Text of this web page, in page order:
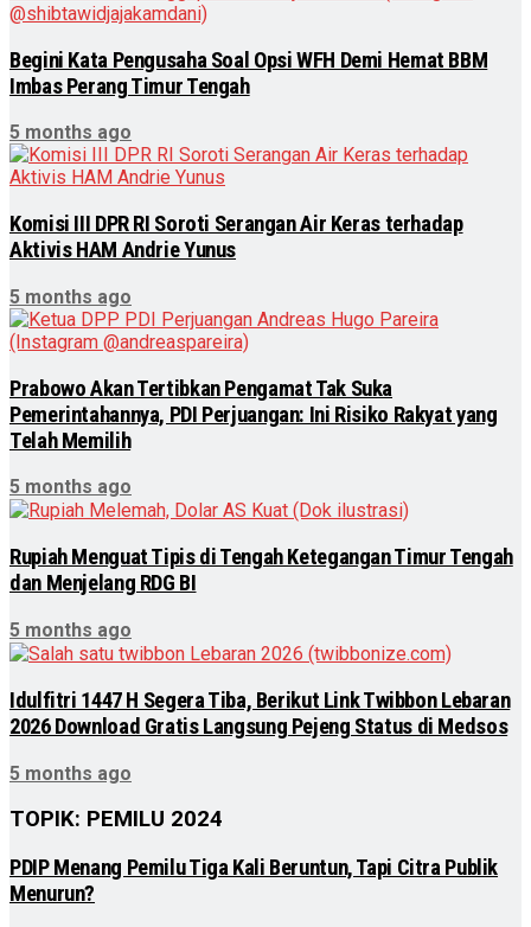
Begini Kata Pengusaha Soal Opsi WFH Demi Hemat BBM
Imbas Perang Timur Tengah
5 months ago
Komisi III DPR RI Soroti Serangan Air Keras terhadap
Aktivis HAM Andrie Yunus
5 months ago
Prabowo Akan Tertibkan Pengamat Tak Suka
Pemerintahannya, PDI Perjuangan: Ini Risiko Rakyat yang
Telah Memilih
5 months ago
Rupiah Menguat Tipis di Tengah Ketegangan Timur Tengah
dan Menjelang RDG BI
5 months ago
Idulfitri 1447 H Segera Tiba, Berikut Link Twibbon Lebaran
2026 Download Gratis Langsung Pejeng Status di Medsos
5 months ago
TOPIK: PEMILU 2024
PDIP Menang Pemilu Tiga Kali Beruntun, Tapi Citra Publik
Menurun?